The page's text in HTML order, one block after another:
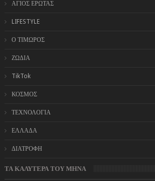
ΑΓΙΟΣ ΕΡΩΤΑΣ
LIFESTYLE
Ο ΤΙΜΩΡΟΣ
ΖΩΔΙΑ
TikTok
ΚΟΣΜΟΣ
ΤΕΧΝΟΛΟΓΙΑ
ΕΛΛΑΔΑ
ΔΙΑΤΡΟΦΗ
ΤΑ ΚΑΛΥΤΕΡΑ ΤΟΥ ΜΗΝΑ